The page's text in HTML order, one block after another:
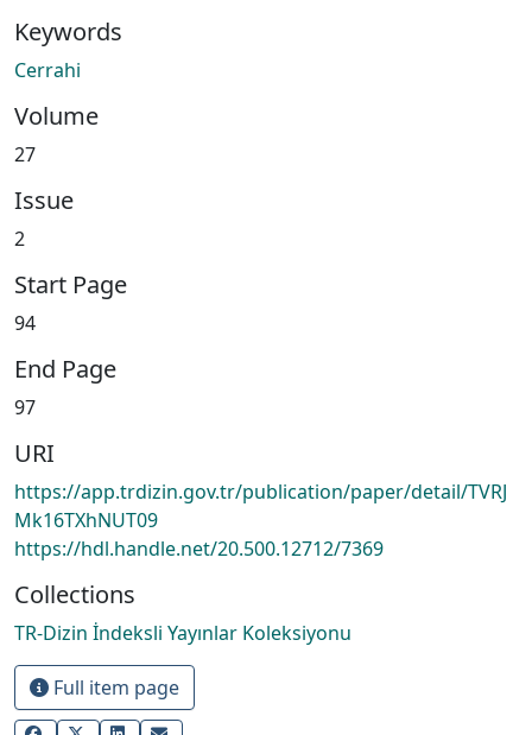
Keywords
Cerrahi
Volume
27
Issue
2
Start Page
94
End Page
97
URI
https://app.trdizin.gov.tr/publication/paper/detail/TVRJ
Mk16TXhNUT09
https://hdl.handle.net/20.500.12712/7369
Collections
TR-Dizin İndeksli Yayınlar Koleksiyonu
Full item page